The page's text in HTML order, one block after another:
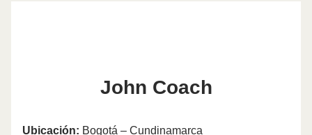
John Coach
Ubicación: Bogotá – Cundinamarca